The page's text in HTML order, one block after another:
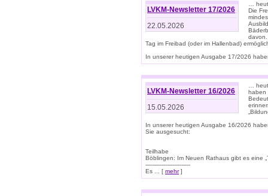
LVKM-Newsletter 17/2026
22.05.2026
…
Die
davon.
Tag im Freibad (oder im Hallenbad)
In unserer heutigen Ausgabe 17/2026
LVKM-Newsletter 16/2026
15.05.2026
…
haben
In unserer heutigen Ausgabe 16/2026
Sie ausgesucht:
Teilhabe
Böblingen: Im Neuen Rathaus gibt es eine
-------------------------
Es ... [ mehr]